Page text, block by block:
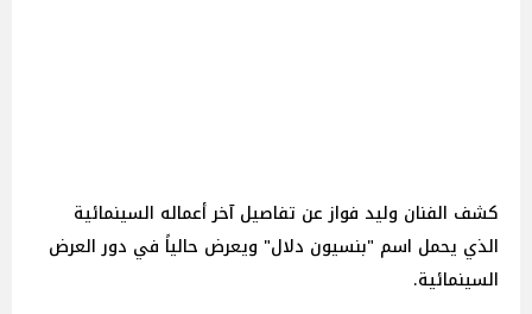
كشف الفنان وليد فواز عن تفاصيل آخر أعماله السينمائية
الذي يحمل اسم "بنسيون دلال" ويعرض حالياً في دور العرض
السينمائية.